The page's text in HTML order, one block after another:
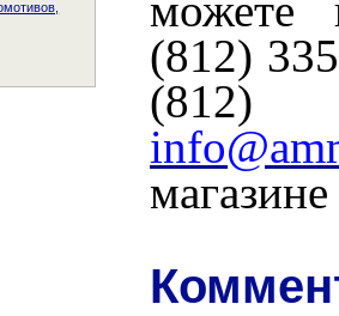
(812)
(812)
магазине